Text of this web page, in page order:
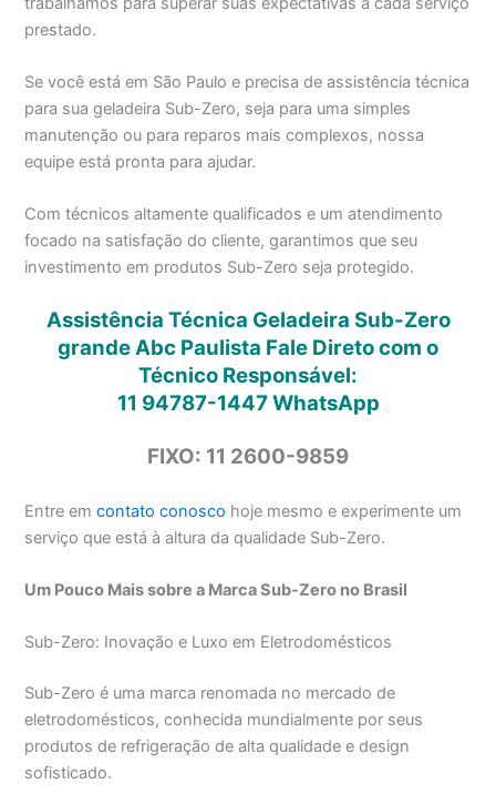
prestado.
Se você está em São Paulo e precisa de assistência técnica
para sua geladeira Sub-Zero, seja para uma simples
manutenção ou para reparos mais complexos, nossa
equipe está pronta para ajudar.
Com técnicos altamente qualificados e um atendimento
focado na satisfação do cliente, garantimos que seu
investimento em produtos Sub-Zero seja protegido.
Assistência Técnica Geladeira Sub-Zero
grande Abc Paulista Fale Direto com o
Técnico Responsável:
11 94787-1447WhatsApp
FIXO: 11 2600-9859
Entre emcontato conosco hoje mesmo e experimente um
serviço que está à altura da qualidade Sub-Zero.
Um Pouco Mais sobre a Marca Sub-Zero no Brasil
Sub-Zero: Inovação e Luxo em Eletrodomésticos
Sub-Zero é uma marca renomada no mercado de
eletrodomésticos, conhecida mundialmente por seus
produtos de refrigeração de alta qualidade e design
sofisticado.